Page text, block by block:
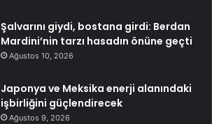
Şalvarını giydi, bostana girdi: Berdan
Mardini’nin tarzı hasadın önüne geçti
Ağustos 10, 2026
Japonya ve Meksika enerji alanındaki
işbirliğini güçlendirecek
Ağustos 9, 2026